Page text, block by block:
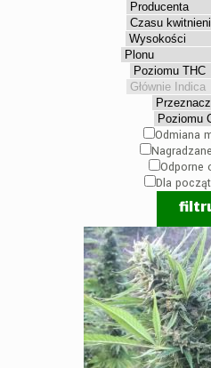
Odmiana
Odporne
Dla